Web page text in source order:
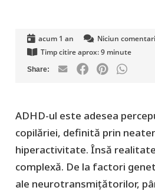
acum 1 an
Niciun
Timp citire aprox: 9 minute
ADHD-ul este adesea
copilăriei, definită prin
hiperactivitate. Însă
complexă. De la factori
ale neurotransmițătorilor,